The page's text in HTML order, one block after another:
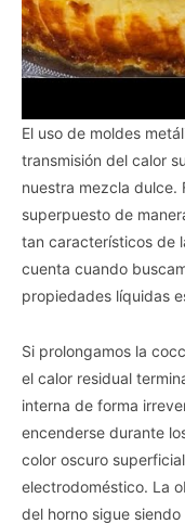
El uso de moldes
transmisión del calor
nuestra mezcla dulce.
superpuesto de
tan característicos de
cuenta cuando
propiedades líquidas
Si prolongamos la
el calor residual
interna de forma
encenderse durante
color oscuro
electrodoméstico. La
del horno sigue